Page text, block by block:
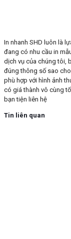
In nhanh SHD luôn là
đang có nhu cầu in
dịch vụ của chúng tôi,
đúng thông số sao
phù hợp với hình ảnh
có giá thành vô cùng
bạn tiện liên hệ
Tin liên quan